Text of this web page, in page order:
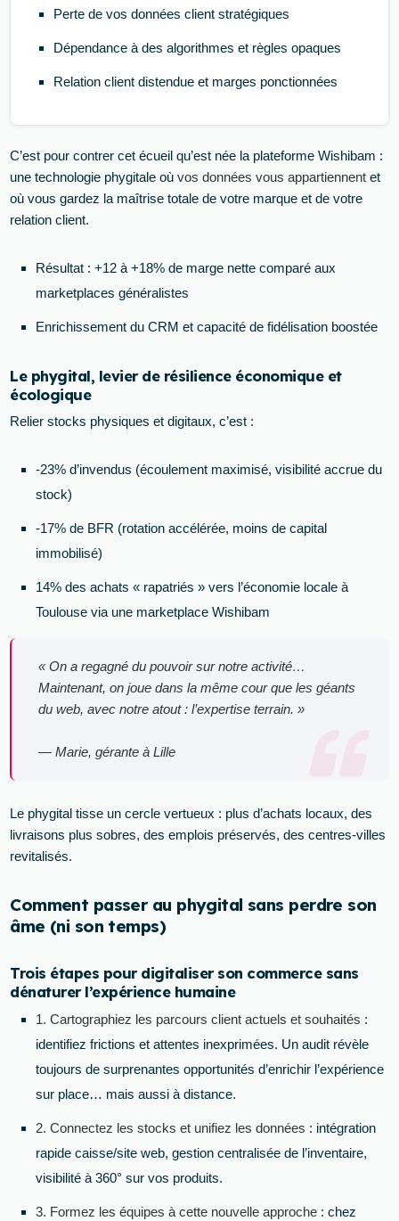
Perte de vos données client stratégiques
Dépendance à des algorithmes et règles opaques
Relation client distendue et marges ponctionnées
C’est pour contrer cet écueil qu’est née la plateforme Wishibam :
une technologie phygitale oùvos données vous appartiennent et
où vous gardez la maîtrise totale de votre marque et de votre
relation client.
Résultat : +12 à +18% de marge nette comparé aux
marketplaces généralistes
Enrichissement du CRM et capacité de fidélisation boostée
Le phygital, levier de résilience économique et
écologique
Relier stocks physiques et digitaux, c’est :
-23% d’invendus (écoulement maximisé, visibilité accrue du
stock)
-17% de BFR (rotation accélérée, moins de capital
immobilisé)
14% des achats « rapatriés » vers l’économie locale à
Toulouse via une marketplace Wishibam
« On a regagné du pouvoir sur notre activité…
Maintenant, on joue dans la même cour que les géants
du web, avec notre atout : l’expertise terrain. »
— Marie, gérante à Lille
Le phygital tisse un cercle vertueux : plus d’achats locaux, des
livraisons plus sobres, des emplois préservés, des centres-villes
revitalisés.
Comment passer au phygital sans perdre son
âme (ni son temps)
Trois étapes pour digitaliser son commerce sans
dénaturer l’expérience humaine
1. Cartographiez les parcours client actuels et souhaités :
identifiez frictions et attentes inexprimées. Un audit révèle
toujours de surprenantes opportunités d’enrichir l’expérience
sur place… mais aussi à distance.
2. Connectez les stocks et unifiez les données : intégration
rapide caisse/site web, gestion centralisée de l’inventaire,
visibilité à 360° sur vos produits.
3. Formez les équipes à cette nouvelle approche : chez